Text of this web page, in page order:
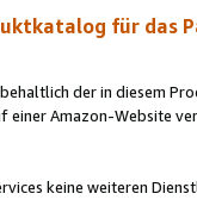
für das
der in diesem
einer Amazon-Website
keine weiteren